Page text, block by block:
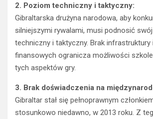
2. Poziom techniczny i taktyczny:
Gibraltarska drużyna narodowa, aby
silniejszymi rywalami, musi podnosić
techniczny i taktyczny. Brak
finansowych ogranicza możliwości
tych aspektów gry.
3. Brak doświadczenia na
Gibraltar stał się pełnoprawnym
stosunkowo niedawno, w 2013 roku. Z